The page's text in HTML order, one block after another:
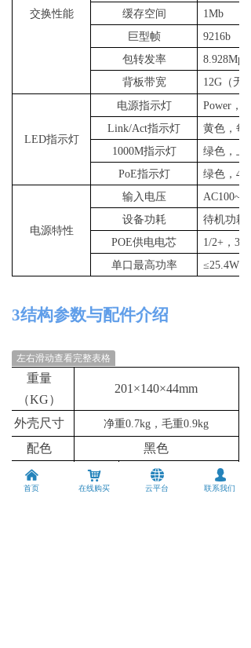
交换性能
缓存空间
1Mb
巨型帧
9216b
包转发率
背板带宽
12G （无
LED指示灯
电源指示灯 Power ，
Link/Act指示灯
黄色，每
1000M指示灯
绿色，上
PoE指示灯 绿色 ，4
电源特性
输入电压
AC100~240
设备功耗
待机功耗
POE供电电芯 1/2+ ，3/6-
单口最高功率
≤25.4W
3结构参数与配件介绍
左右滑动查看完整表格
重量
（KG）
201×140×44mm
外壳尺寸 净重0.7kg ，毛重0.9kg
配色 黑色
说明
书
1PCS
낀
首页
낙
在线购买
뀁
云平台
넙
联系我们